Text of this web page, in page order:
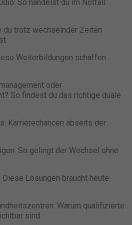
So handelst du im Notfall
du trotz wechselnder Zeiten
Weiterbildungen schaffen
oder
So findest du das richtige duale
Karrierechancen abseits der
So gelingt der Wechsel ohne
Lösungen braucht heute
Warum qualifizierte
sind
nicht alle Funktionen
Kategorien geben oder sich
lassen und so nur bestimmte
Cookies akzeptieren
grundlegende Funktionen und sind
Website erforderlich.
Drittanbietern oder Publishern
Werbung anzuzeigen. Sie tun dies, indem